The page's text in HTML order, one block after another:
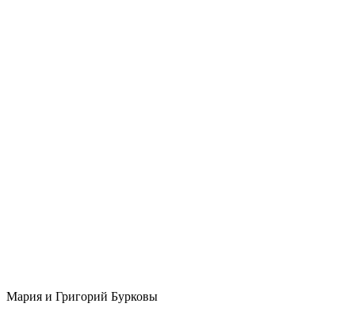
Мария и Григорий Бурковы